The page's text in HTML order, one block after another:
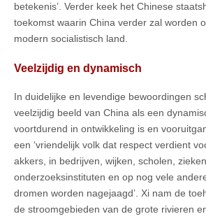
betekenis’. Verder keek het Chinese
toekomst waarin China verder zal worden
modern socialistisch land.
Veelzijdig en dynamisch
In duidelijke en levendige bewoordingen
veelzijdig beeld van China als een
voortdurend in ontwikkeling is en
een ‘vriendelijk volk dat respect verdient
akkers, in bedrijven, wijken, scholen,
onderzoeksinstituten en op nog vele
dromen worden nagejaagd’. Xi nam de
de stroomgebieden van de grote rivieren